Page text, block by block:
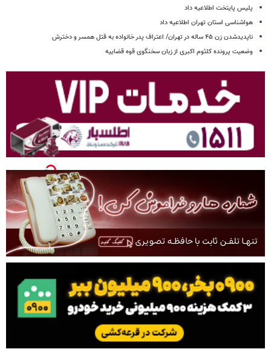
پلیس پایتخت اطلاعیه داد
هواشناسی استان تهران اطلاعیه داد
ناپدیدشدن زن ۴۵ ساله در تهران/ اعتراف پدر خانواده به قتل همسر و دخترش
وضعیت پرونده کلثوم اکبری از زبان سخنگوی قوه قضاییه